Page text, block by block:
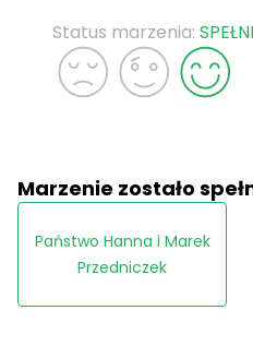
Status marzenia:
Marzenie zostało
Państwo Hanna i Marek
Przedniczek